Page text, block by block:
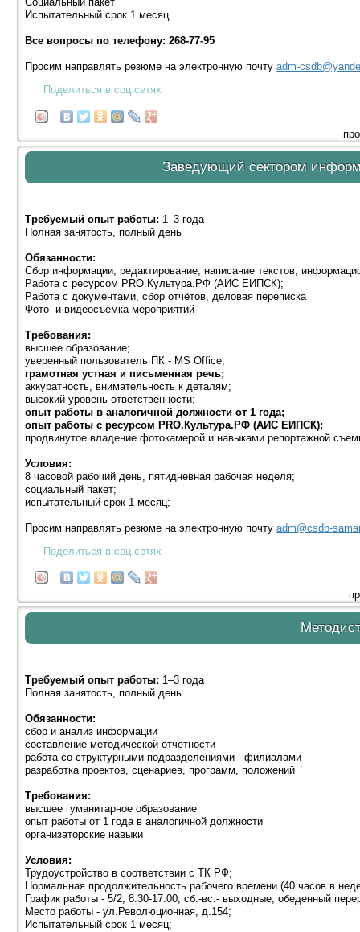
Испытательный срок 1 месяц
Все вопросы по телефону: 268-77-95
Просим направлять резюме на электронную почтуadm-
Поделиться в соц.сетях
Заведующий сектором
Требуемый опыт работы: 1–3 года
Полная занятость, полный день
Обязанности:
Сбор информации, редактирование, написание текстов,
Работа с ресурсом PRO.Культура.РФ (АИС ЕИПСК);
Работа с документами, сбор отчётов, деловая переписка
Фото- и видеосъёмка мероприятий
Требования:
высшее образование;
уверенный пользователь ПК - MS Office;
грамотная устная и письменная речь;
аккуратность, внимательность к деталям;
высокий уровень ответственности;
опыт работы в аналогичной должности от 1 года;
опыт работы с ресурсом PRO.Культура.РФ (АИС ЕИПСК);
продвинутое владение фотокамерой и навыками репортажной
Условия:
8 часовой рабочий день, пятидневная рабочая неделя;
социальный пакет;
испытательный срок 1 месяц;
Просим направлять резюме на электронную почтуadm@csdb-
Поделиться в соц.сетях
Требуемый опыт работы: 1–3 года
Полная занятость, полный день
Обязанности:
сбор и анализ информации
составление методической отчетности
работа со структурными подразделениями - филиалами
разработка проектов, сценариев, программ, положений
Требования:
высшее гуманитарное образование
опыт работы от 1 года в аналогичной должности
организаторские навыки
Условия:
Трудоустройство в соответствии с ТК РФ;
Нормальная продолжительность рабочего времени (40 часов в
График работы - 5/2, 8.30-17.00, сб.-вс.- выходные, обеденный
Место работы - ул.Революционная, д.154;
Испытательный срок 1 месяц;